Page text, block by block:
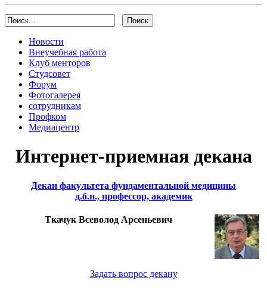
Новости
Внеучебная работа
Клуб менторов
Студсовет
Форум
Фотогалерея
сотрудникам
Профком
Медиацентр
Интернет-приемная декана
Декан факультета фундаментальной медицины
д.б.н., профессор, академик
Ткачук Всеволод Арсеньевич
Задать вопрос декану